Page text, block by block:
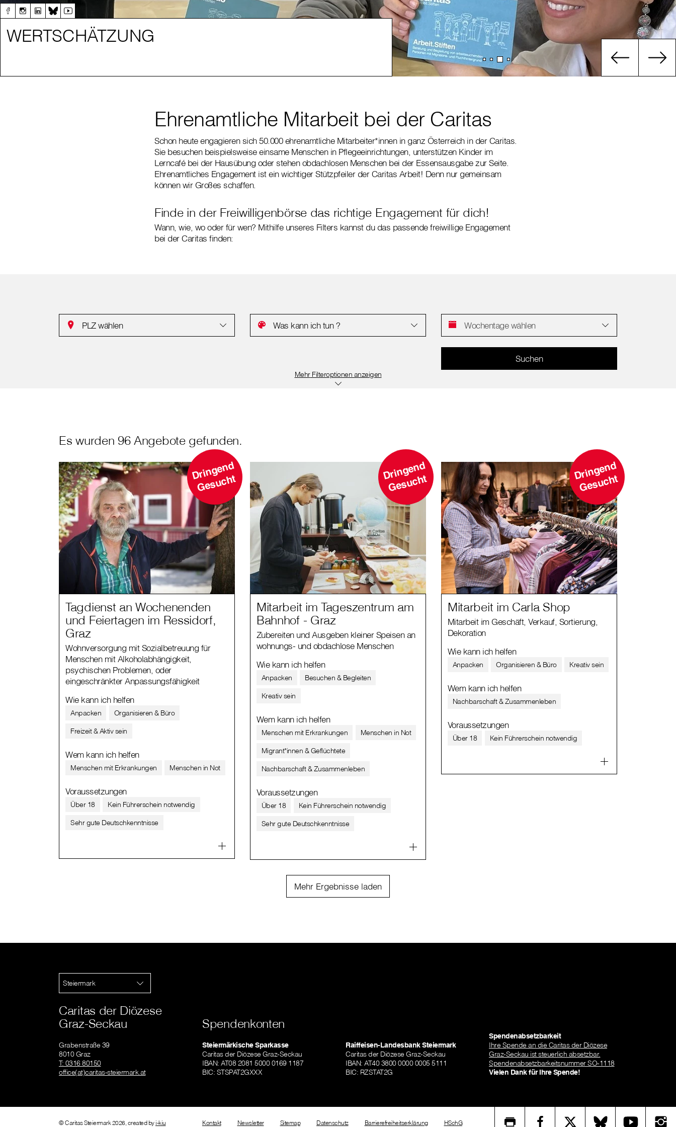
WERTSCHÄTZUNG
Ehrenamtliche Mitarbeit bei der Caritas
Schon heute engagieren sich 50.000 ehrenamtliche Mitarbeiter*innen in ganz Österreich in der Caritas.
Sie besuchen beispielsweise einsame Menschen in Pflegeeinrichtungen, unterstützen Kinder im
Lerncafé bei der Hausübung oder stehen obdachlosen Menschen bei der Essensausgabe zur Seite.
Ehrenamtliches Engagement ist ein wichtiger Stützpfeiler der Caritas Arbeit! Denn nur gemeinsam
können wir Großes schaffen.
Finde in der Freiwilligenbörse das richtige Engagement für dich!
Wann, wie, wo oder für wen? Mithilfe unseres Filters kannst du das passende freiwillige Engagement
bei der Caritas finden:
PLZ wählen Was kann ich tun ? Wochentage wählen
Filteroptionen anzeigen
Es wurden 96 Angebote gefunden.
D
ri
n
g
e
n
d
G
e
s
u
c
ht
Tagdienst an Wochenenden
und Feiertagen im Ressidorf,
Graz
Wohnversorgung mit Sozialbetreuung für
Menschen mit Alkoholabhängigkeit,
psychischen Problemen, oder
eingeschränkter Anpassungsfähigkeit
Wie kann ich helfen
Anpacken
Organisieren & Büro
Freizeit & Aktiv sein
Wem kann ich helfen
Menschen mit Erkrankungen Menschen in Not
Voraussetzungen
Über 18
Kein Führerschein notwendig
Sehr gute Deutschkenntnisse
D
ri
n
g
e
n
d
G
e
s
u
c
ht
Mitarbeit im Tageszentrum am
Bahnhof - Graz
Zubereiten und Ausgeben kleiner Speisen an
wohnungs- und obdachlose Menschen
Wie kann ich helfen
Anpacken
Besuchen & Begleiten
Kreativ sein
Wem kann ich helfen
Menschen mit Erkrankungen
Menschen in Not
Migrant*innen & Geflüchtete
Nachbarschaft & Zusammenleben
Voraussetzungen
Über 18
Kein Führerschein notwendig
Sehr gute Deutschkenntnisse
D
ri
n
g
e
n
d
G
e
s
u
c
ht
Mitarbeit im Carla Shop
Mitarbeit im Geschäft, Verkauf, Sortierung,
Dekoration
Wie kann ich helfen
Anpacken Organisieren & Büro Kreativ sein
Wem kann ich helfen
Nachbarschaft & Zusammenleben
Voraussetzungen
Über 18 Kein Führerschein notwendig
Mehr Ergebnisse laden
Steiermark
Caritas der Diözese
Graz-Seckau
Grabenstraße 39
8010 Graz
T: 0316 80150
office(at)caritas-steiermark.at
Spendenkonten
Steiermärkische Sparkasse
Caritas der Diözese Graz-Seckau
IBAN: AT08 2081 5000 0169 1187
BIC: STSPAT2GXXX
Raiffeisen-Landesbank Steiermark
Caritas der Diözese Graz-Seckau
IBAN: AT40 3800 0000 0005 5111
BIC: RZSTAT2G
Spendenabsetzbarkeit
Ihre Spende an die Caritas der Diözese
Graz-Seckau ist steuerlich absetzbar.
Spendenabsetzbarkeitsnummer SO-1118
Vielen Dank für Ihre Spende!
© Caritas Steiermark 2026, created by i-kiu Kontakt Newsletter Sitemap Datenschutz Barrierefreiheitserklärung HSchG